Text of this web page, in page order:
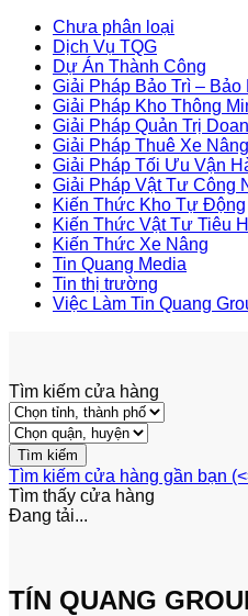
Chưa phân loại
Dịch Vụ TQG
Dự Án Thành Công
Giải Pháp Bảo Trì –
Giải Pháp Kho Thông
Giải Pháp Quản Trị
Giải Pháp Thuê Xe Nâng
Giải Pháp Tối Ưu Vận
Giải Pháp Vật Tư Công
Kiến Thức Kho Tự Động
Kiến Thức Vật Tư Tiêu
Kiến Thức Xe Nâng
Tin Quang Media
Tin thị trường
Việc Làm Tin Quang
Tìm kiếm cửa hàng
Tìm kiếm cửa hàng gần bạn
Tìm thấy cửa hàng
Đang tải...
TÍN QUANG